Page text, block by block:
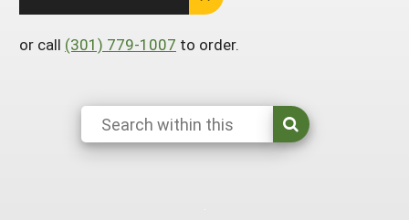
South
West
On-Farm Energy
Farm to Table
What's New?
Continuing Education Program
or call (301) 779-1007 to order.